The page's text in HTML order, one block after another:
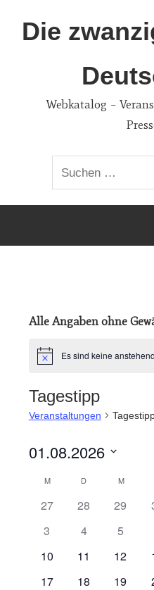
Die
Webkatalog –
Alle Angaben ohne
HinweisEs sind keine
Tagestipp
Veranstaltungen
01.08.2026
Kalender
von
M MONTAGD DIENSTAG
M
27 28 29
3
4 5
10
11 12
17
18 19